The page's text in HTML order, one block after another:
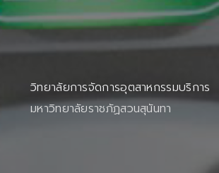
วิทยาลัยการจัดการอุตสาหกรรมบริการ
มหาวิทยาลัยราชภัฏสวนสุนันทา